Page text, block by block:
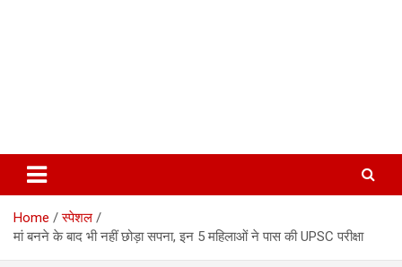
Home
स्पेशल
मां बनने के बाद भी नहीं छोड़ा सपना, इन 5 महिलाओं ने पास की UPSC परीक्षा